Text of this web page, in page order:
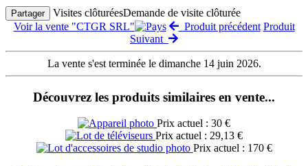
Partager Visites clôturéesDemande de visite clôturée
Voir la vente "CTGR SRL"
Produit précédent Produit
Suivant
La vente s'est terminée le dimanche 14 juin 2026.
Découvrez les produits similaires en vente...
Prix actuel : 30 €
Prix actuel : 29,13 €
Prix actuel : 170 €